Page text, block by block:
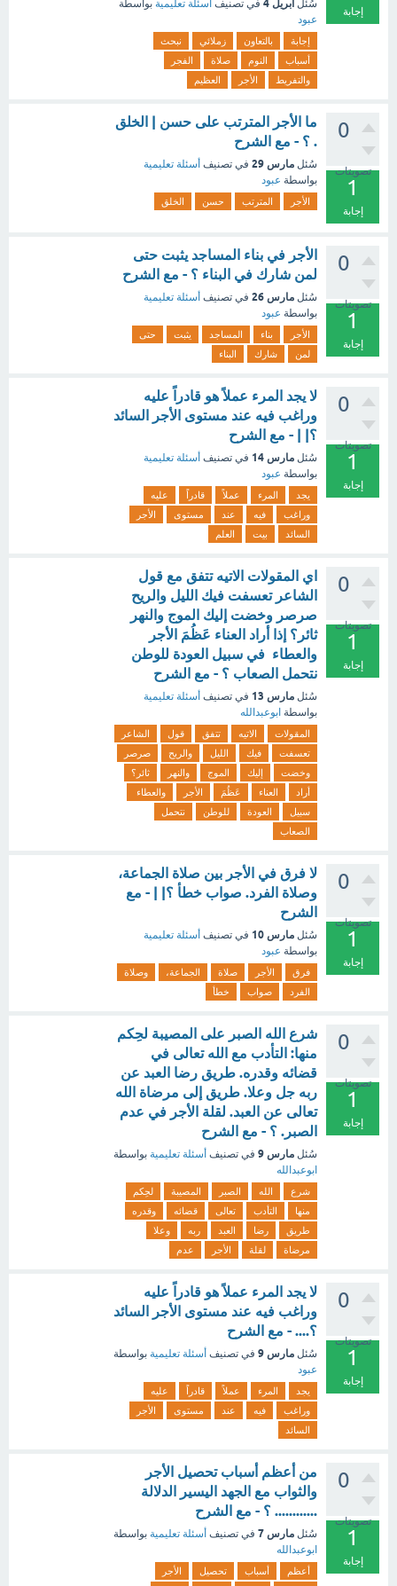
إجابة
سُئل أبريل 4 في تصنيف أسئلة تعليمية بواسطة
عبود
إجابة بالتعاون زملائي
نبحث
أسباب
النوم صلاة
الفجر
والتفريط
الأجر العظيم
0
تصويتات
1
إجابة
ما الأجر المترتب على حسن | الخلق
. ؟ - مع الشرح
سُئل مارس 29 في تصنيف أسئلة تعليمية
بواسطة عبود
الأجر المترتب حسن الخلق
0
تصويتات
1
إجابة
الأجر في بناء المساجد يثبت حتى
لمن شارك في البناء ؟ - مع الشرح
سُئل مارس 26 في تصنيف أسئلة تعليمية
بواسطة عبود
الأجر بناء المساجد يثبت
حتى
لمن
شارك البناء
0
تصويتات
1
إجابة
لا يجد المرء عملاً هو قادراً عليه
وراغب فيه عند مستوى الأجر السائد
؟| | - مع الشرح
سُئل مارس 14 في تصنيف أسئلة تعليمية
بواسطة عبود
يجد المرء عملاً قادراً
عليه
وراغب
فيه عند مستوى
الأجر
السائد
بيت العلم
0
تصويتات
1
إجابة
اي المقولات الاتيه تتفق مع قول
الشاعر تعسفت فيك الليل والريح
صرصر وخضت إليك الموج والنهر
ثائر؟ إذا أراد العناء عَظُمَ الأجر
والعطاء في سبيل العودة للوطن
نتحمل الصعاب ؟ - مع الشرح
سُئل مارس 13 في تصنيف أسئلة تعليمية
بواسطة ابوعبدالله
المقولات الاتيه تتفق قول
الشاعر
تعسفت
فيك الليل والريح
صرصر
وخضت
إليك الموج والنهر
ثائر؟
أراد
العناء عَظُمَ الأجر
والعطاء
سبيل
العودة للوطن
نتحمل
الصعاب
0
تصويتات
1
إجابة
لا فرق في الأجر بين صلاة الجماعة،
وصلاة الفرد. صواب خطأ ؟| | - مع
الشرح
سُئل مارس 10 في تصنيف أسئلة تعليمية
بواسطة عبود
فرق الأجر صلاة الجماعة،
وصلاة
الفرد
صواب خطأ
0
تصويتات
1
إجابة
شرع الله الصبر على المصيبة لحِكم
منها: التأدب مع الله تعالى في
قضائه وقدره. طريق رضا العبد عن
ربه جل وعلا. طريق إلى مرضاة الله
تعالى عن العبد. لقلة الأجر في عدم
الصبر. ؟ - مع الشرح
سُئل مارس 9 في تصنيف أسئلة تعليمية بواسطة
ابوعبدالله
شرع الله الصبر المصيبة
لحِكم
منها
التأدب تعالى قضائه
وقدره
طريق
رضا العبد ربه
وعلا
مرضاة
لقلة الأجر عدم
0
تصويتات
1
إجابة
لا يجد المرء عملاً هو قادراً عليه
وراغب فيه عند مستوى الأجر السائد
؟.... - مع الشرح
سُئل مارس 9 في تصنيف أسئلة تعليمية بواسطة
عبود
يجد المرء عملاً قادراً
عليه
وراغب
فيه عند مستوى
الأجر
السائد
0
تصويتات
1
إجابة
من أعظم أسباب تحصيل الأجر
والثواب مع الجهد اليسير الدلالة
............ ؟ - مع الشرح
سُئل مارس 7 في تصنيف أسئلة تعليمية بواسطة
ابوعبدالله
أعظم أسباب تحصيل
الأجر